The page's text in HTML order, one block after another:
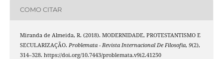
COMO CITAR
Miranda de Almeida, R. (2018). MODERNIDADE, PROTESTANTISMO E
SECULARIZAÇÃO. Problemata - Revista Internacional De Filosofia, 9(2),
314–328. https://doi.org/10.7443/problemata.v9i2.41250